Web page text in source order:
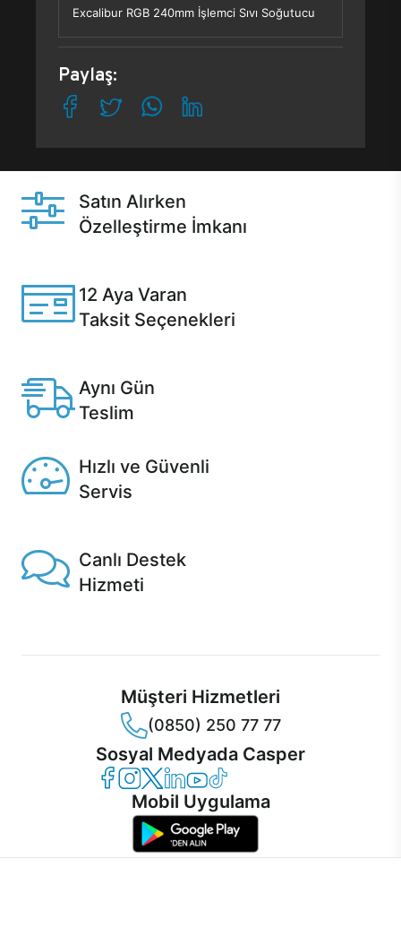
Excalibur RGB 240mm İşlemci Sıvı Soğutucu
Paylaş:
Satın Alırken
Özelleştirme İmkanı
12 Aya Varan
Taksit Seçenekleri
Aynı Gün
Teslim
Hızlı ve Güvenli
Servis
Canlı Destek
Hizmeti
Müşteri Hizmetleri
(0850) 250 77 77
Sosyal Medyada Casper
Casper Facebook
Casper Instagram
Casper Twitter
Casper LinkedIn
Casper YouTube
Casper TikTok
Mobil Uygulama